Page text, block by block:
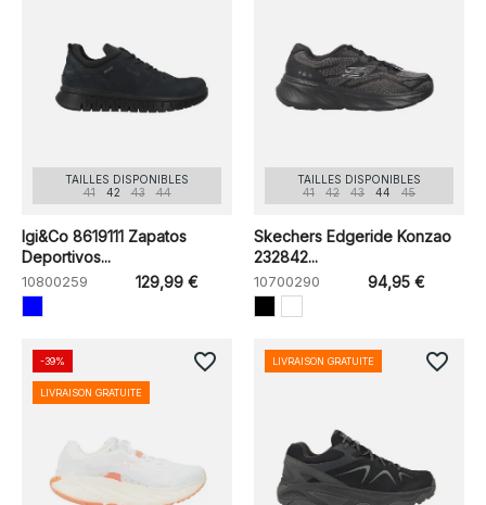
TAILLES DISPONIBLES
41
42 43 44
Igi&Co 8619111 Zapatos
Deportivos...
10800259 129,99 €
TAILLES DISPONIBLES
41
42 43 44 45
Skechers Edgeride Konzao
232842...
10700290 94,95 €
-39%
LIVRAISON GRATUITE
favorite_border LIVRAISON GRATUITE favorite_border